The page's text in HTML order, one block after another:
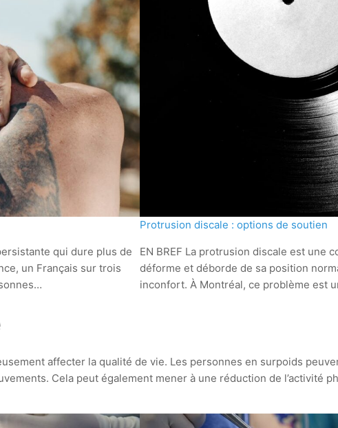
qui dure plus de
un Français sur trois
Protrusion discale : options de soutien
EN BREF La protrusion discale est une
déforme et déborde de sa position
inconfort. À Montréal, ce problème est
affecter la qualité de vie. Les personnes en surpoids
Cela peut également mener à une réduction de l’activité